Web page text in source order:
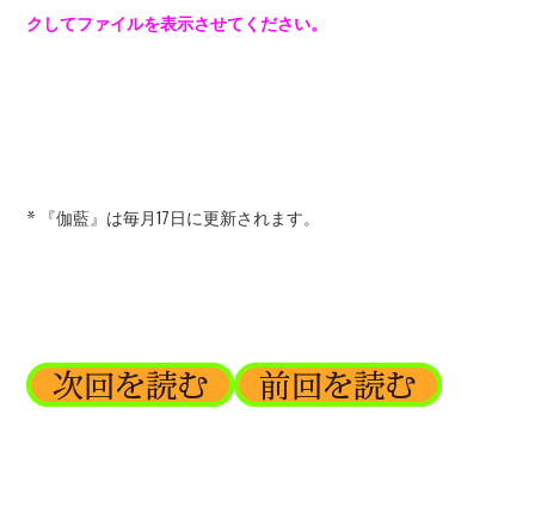
クしてファイルを表示させてください。
* 『伽藍』は毎月17日に更新されます。